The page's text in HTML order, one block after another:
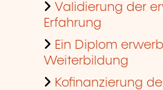
Validierung der
Erfahrung
Ein Diplom
Weiterbildung
Kofinanzierung